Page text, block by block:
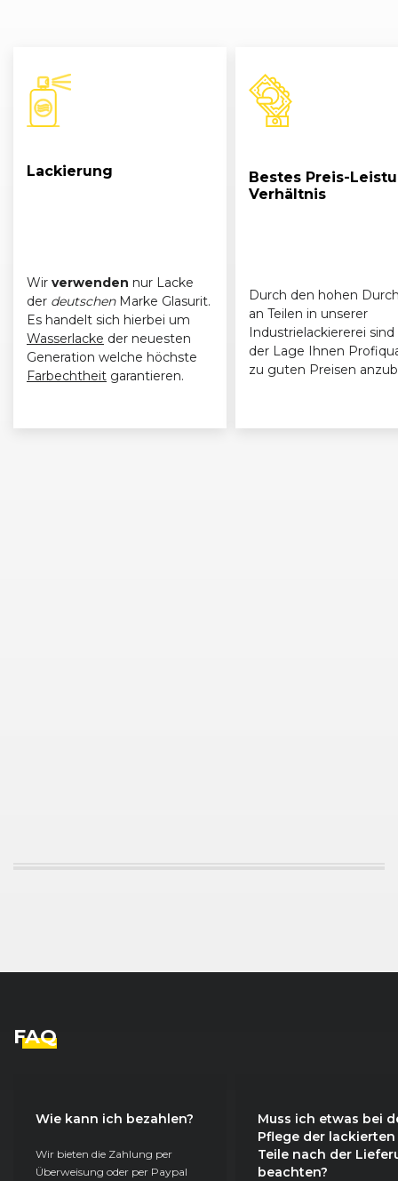
Lackierung
Wir verwenden nur Lacke
der deutschenMarke Glasurit.
Es handelt sich hierbei um
Wasserlacke der neuesten
Generation welche höchste
Farbechtheit garantieren.
Bestes Preis-
Verhältnis
Durch den hohen
an Teilen in unserer
Industrielackiererei sind
der Lage Ihnen
zu guten Preisen
FAQ
Wie kann ich bezahlen?
Wir bieten die Zahlung per
Überweisung oder per Paypal
Muss ich etwas bei
Pflege der lackierten
Teile nach der
beachten?